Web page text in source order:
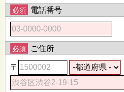
必須 電話番号
必須 ご住所
〒